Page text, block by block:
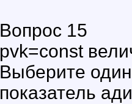
Вопрос 15
pvk=const
Выберите
показатель